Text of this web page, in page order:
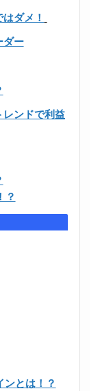
ダメ！
ダー
ンドで利益
？
ンとは！？